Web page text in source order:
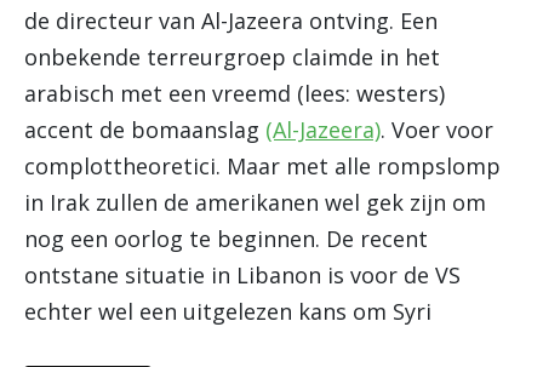
de directeur van Al-Jazeera ontving. Een
onbekende terreurgroep claimde in het
arabisch met een vreemd (lees: westers)
accent de bomaanslag (Al-Jazeera). Voer voor
complottheoretici. Maar met alle rompslomp
in Irak zullen de amerikanen wel gek zijn om
nog een oorlog te beginnen. De recent
ontstane situatie in Libanon is voor de VS
echter wel een uitgelezen kans om Syri